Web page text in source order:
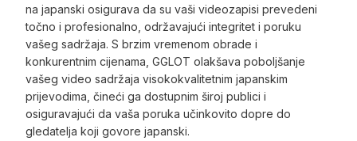
na japanski osigurava da su vaši videozapisi prevedeni
točno i profesionalno, održavajući integritet i poruku
vašeg sadržaja. S brzim vremenom obrade i
konkurentnim cijenama, GGLOT olakšava poboljšanje
vašeg video sadržaja visokokvalitetnim japanskim
prijevodima, čineći ga dostupnim široj publici i
osiguravajući da vaša poruka učinkovito dopre do
gledatelja koji govore japanski.